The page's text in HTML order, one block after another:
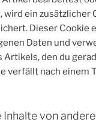
ein zusätzlicher
Dieser Cookie
Daten und
Artikels, den du
verfällt nach einem
von